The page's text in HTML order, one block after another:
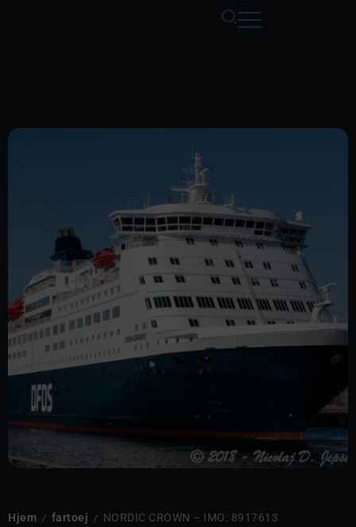
Hjem / fartoej / NORDIC CROWN – IMO: 8917613